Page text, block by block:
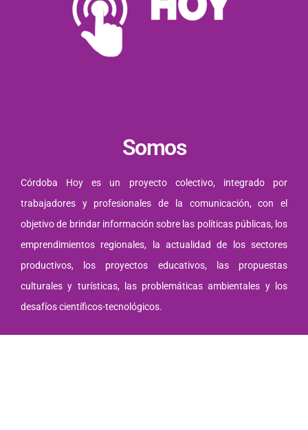
Somos
Córdoba Hoy es un proyecto colectivo, integrado por
trabajadores y profesionales de la comunicación, con el
objetivo de brindar información sobre las políticas públicas, los
emprendimientos regionales, la actualidad de los sectores
productivos, los proyectos educativos, las propuestas
culturales y turísticas, las problemáticas ambientales y los
desafíos científicos-tecnológicos.